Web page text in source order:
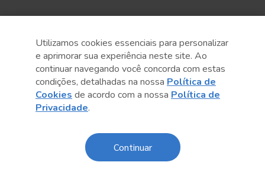
Utilizamos cookies essenciais para personalizar
e aprimorar sua experiência neste site. Ao
continuar navegando você concorda com estas
condições, detalhadas na nossa Política de
Cookies de acordo com a nossa Política de
Privacidade.
Continuar